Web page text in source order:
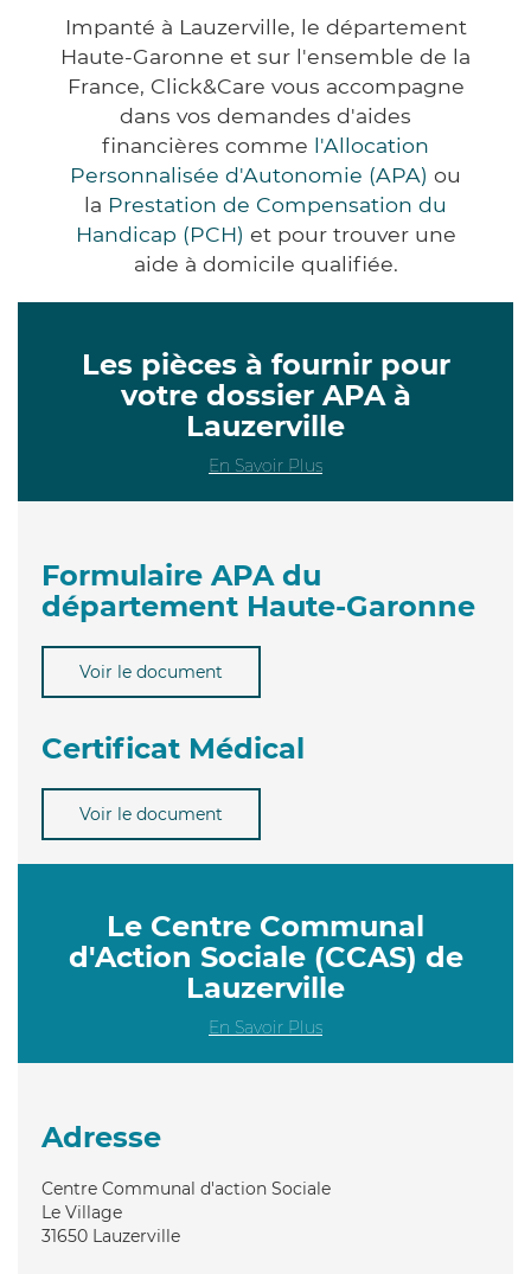
Impanté à Lauzerville, le département
Haute-Garonne et sur l'ensemble de la
France, Click&Care vous accompagne
dans vos demandes d'aides
financières comme l'Allocation
Personnalisée d'Autonomie (APA) ou
la Prestation de Compensation du
Handicap (PCH) et pour trouver une
aide à domicile qualifiée.
Les pièces à fournir pour
votre dossier APA à
Lauzerville
En Savoir Plus
Formulaire APA du
département Haute-Garonne
Voir le document
Certificat Médical
Voir le document
Le Centre Communal
d'Action Sociale (CCAS) de
Lauzerville
En Savoir Plus
Adresse
Centre Communal d'action Sociale
Le Village
31650 Lauzerville